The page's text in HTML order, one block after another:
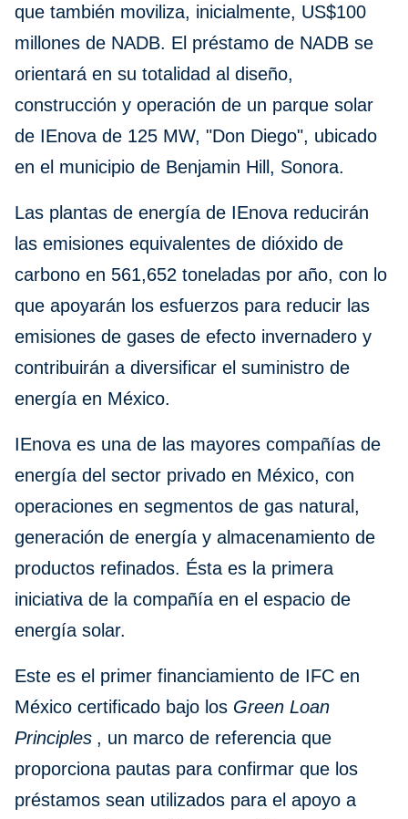
que también moviliza, inicialmente, US$100
millones de NADB. El préstamo de NADB se
orientará en su totalidad al diseño,
construcción y operación de un parque solar
de IEnova de 125 MW, "Don Diego", ubicado
en el municipio de Benjamin Hill, Sonora.
Las plantas de energía de IEnova reducirán
las emisiones equivalentes de dióxido de
carbono en 561,652 toneladas por año, con lo
que apoyarán los esfuerzos para reducir las
emisiones de gases de efecto invernadero y
contribuirán a diversificar el suministro de
energía en México.
IEnova es una de las mayores compañías de
energía del sector privado en México, con
operaciones en segmentos de gas natural,
generación de energía y almacenamiento de
productos refinados. Ésta es la primera
iniciativa de la compañía en el espacio de
energía solar.
Este es el primer financiamiento de IFC en
México certificado bajo los Green Loan
Principles , un marco de referencia que
proporciona pautas para confirmar que los
préstamos sean utilizados para el apoyo a